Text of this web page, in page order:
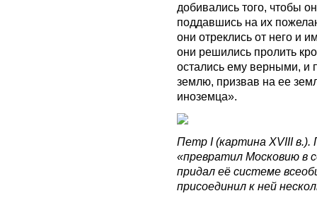
добивались того, чтобы
поддавшись на их
они отреклись от него и
они решились пролить
остались ему верными, и
землю, призвав на ее
иноземца».
Петр I (картина ХVIII
«превратил Московию в
придал её системе
присоединил к ней